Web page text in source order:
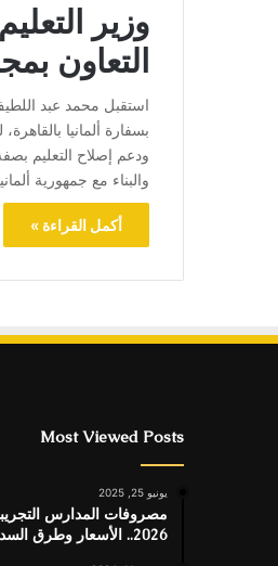
وزير
التعاون
استقبل محمد عبد
بسفارة ألمانيا
ودعم إصلاح التعليم
والبناء مع جمهورية
أكمل القراءة »
Most Viewed Posts
يونيو 25, 2025
2026.. الأسعار وطرق السداد